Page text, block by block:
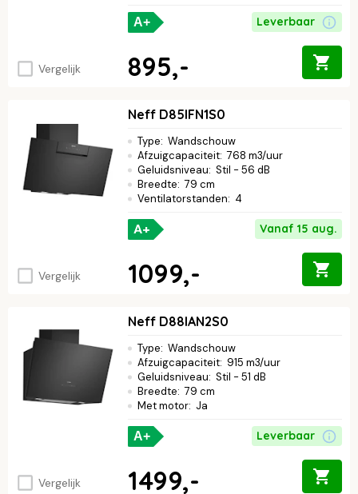
Vergelijk
A+ Leverbaar
895,-
Vergelijk
Neff D85IFN1S0
Type: Wandschouw
Afzuigcapaciteit: 768 m3/uur
Geluidsniveau: Stil - 56 dB
Breedte: 79 cm
Ventilatorstanden: 4
A+ Vanaf 15 aug.
1099,-
Vergelijk
Neff D88IAN2S0
Type: Wandschouw
Afzuigcapaciteit: 915 m3/uur
Geluidsniveau: Stil - 51 dB
Breedte: 79 cm
Met motor: Ja
A+ Leverbaar
1499,-